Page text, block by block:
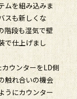
ムを組み込みま
スも新しくな
階段も湿気で壁
で仕上げまし
ウンターをLD側
触れ合いの機会
うにカウンター